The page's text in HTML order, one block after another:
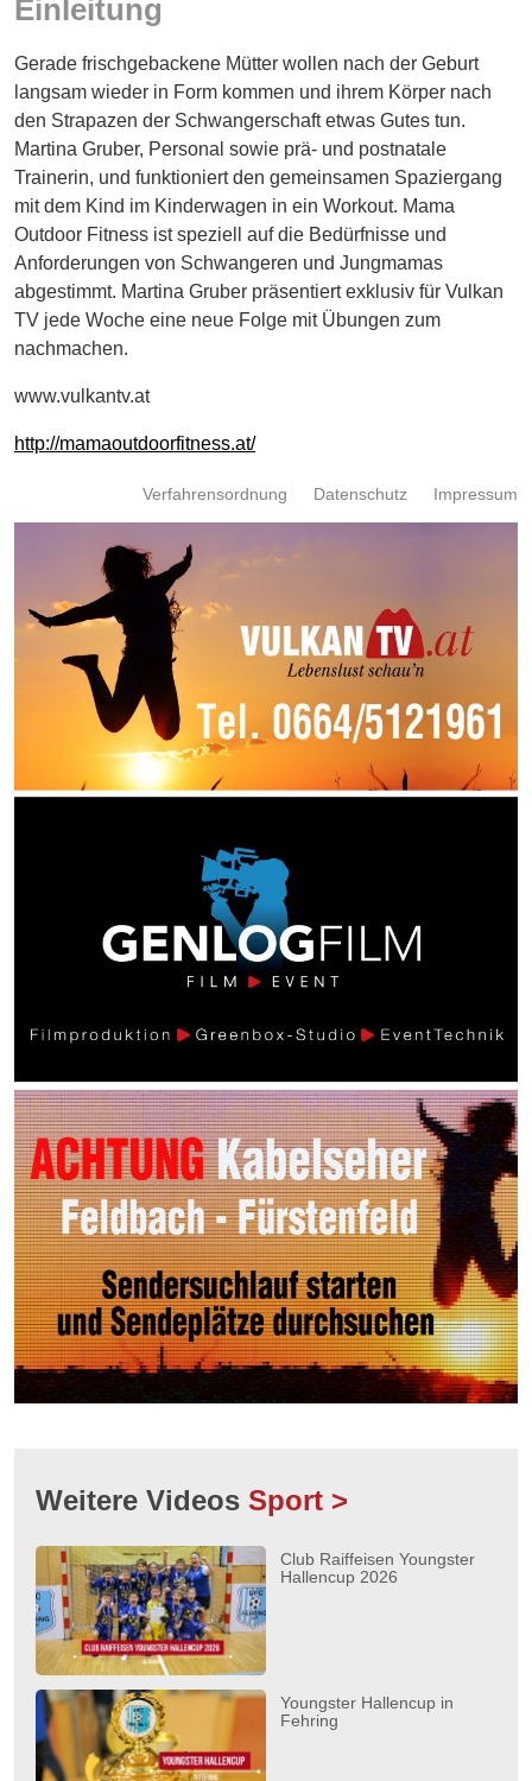
Energie
Schnöll
gfrogt
Zonen
Podcast
Einleitung
Gerade frischgebackene Mütter wollen nach der Geburt
langsam wieder in Form kommen und ihrem Körper nach
den Strapazen der Schwangerschaft etwas Gutes tun.
Martina Gruber, Personal sowie prä- und postnatale
Trainerin, und funktioniert den gemeinsamen Spaziergang
mit dem Kind im Kinderwagen in ein Workout. Mama
Outdoor Fitness ist speziell auf die Bedürfnisse und
Anforderungen von Schwangeren und Jungmamas
abgestimmt. Martina Gruber präsentiert exklusiv für Vulkan
TV jede Woche eine neue Folge mit Übungen zum
nachmachen.
www.vulkantv.at
http://mamaoutdoorfitness.at/
Impressum
Datenschutz
Verfahrensordnung
Weitere Videos Sport >
Club Raiffeisen Youngster
Hallencup 2026
Youngster Hallencup in
Fehring